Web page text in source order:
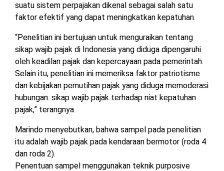
suatu sistem perpajakan dikenal sebagai salah satu
faktor efektif yang dapat meningkatkan kepatuhan.
“Penelitian ini bertujuan untuk menguraikan tentang
sikap wajib pajak di Indonesia yang diduga dipengaruhi
oleh keadilan pajak dan kepercayaan pada pemerintah.
Selain itu, penelitian ini memeriksa faktor patriotisme
dan kebijakan pemutihan pajak yang diduga memoderasi
hubungan. sikap wajib pajak terhadap niat kepatuhan
pajak,” terangnya.
Marindo menyebutkan, bahwa sampel pada penelitian
itu adalah wajib pajak pada kendaraan bermotor (roda 4
dan roda 2).
Penentuan sampel menggunakan teknik purposive